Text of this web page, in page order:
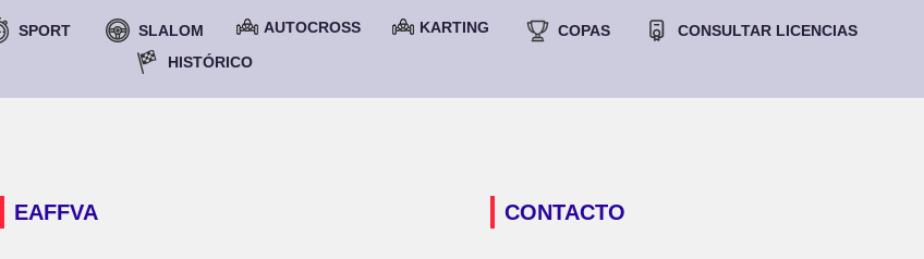
SPORT SLALOM AUTOCROSS KARTING COPAS
CONSULTAR LICENCIAS
HISTÓRICO
EAFFVA CONTACTO